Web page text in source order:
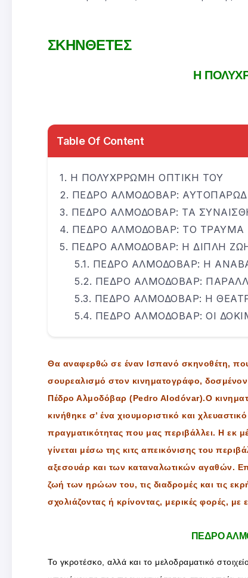
ΣΚΗΝΘΕΤΕΣ
Η
Table Of Content
Η ΠΟΛΥΧΡΡΩΜΗ ΟΠΤΙΚΗ ΤΟΥ
ΠΕΔΡΟ ΑΛΜΟΔΟΒΑΡ:
ΠΕΔΡΟ ΑΛΜΟΔΟΒΑΡ: ΤΑ
ΠΕΔΡΟ ΑΛΜΟΔΟΒΑΡ: ΤΟ ΤΡΑΥΜΑ
ΠΕΔΡΟ ΑΛΜΟΔΟΒΑΡ: Η ΔΙΠΛΗ
ΠΕΔΡΟ ΑΛΜΟΔΟΒΑΡ: Η
ΠΕΔΡΟ ΑΛΜΟΔΟΒΑΡ:
ΠΕΔΡΟ ΑΛΜΟΔΟΒΑΡ: Η
ΠΕΔΡΟ ΑΛΜΟΔΟΒΑΡ: ΟΙ
Θα αναφερθώ σε έναν Ισπανό σκηνοθέτη,
σουρεαλισμό στον κινηματογράφο, δοσμένον
Πέδρο Αλμοδόβαρ (Pedro Alodóvar).Ο
κινήθηκε σ’ ένα χιουμοριστικό και
πραγματικότητας που μας περιβάλλει. Η εκ
γίνεται μέσω της κιτς απεικόνισης του
αξεσουάρ και των καταναλωτικών αγαθών.
ζωή των ηρώων του, τις διαδρομές και τις
σχολιάζοντας ή κρίνοντας, μερικές φορές, με
ΠΕΔΡΟ
Το γκροτέσκο, αλλά και το μελοδραματικό